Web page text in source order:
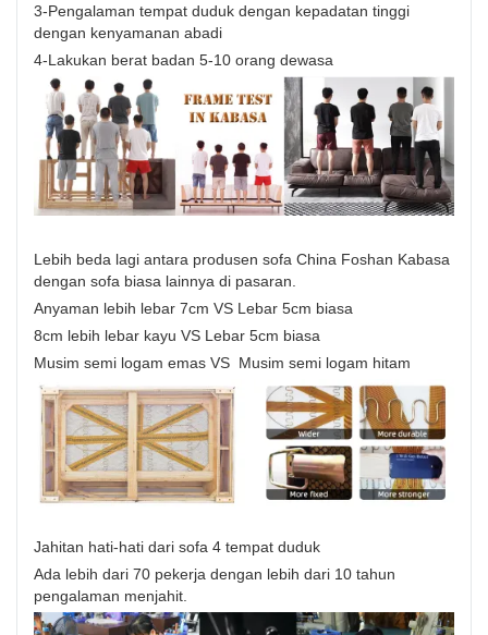
3-Pengalaman tempat duduk dengan kepadatan tinggi
dengan kenyamanan abadi
4-Lakukan berat badan 5-10 orang dewasa
Lebih beda lagi antara produsen sofa China Foshan Kabasa
dengan sofa biasa lainnya di pasaran.
Anyaman lebih lebar 7cm VS Lebar 5cm biasa
8cm lebih lebar kayu VS Lebar 5cm biasa
Musim semi logam emas VS Musim semi logam hitam
Jahitan hati-hati dari sofa 4 tempat duduk
Ada lebih dari 70 pekerja dengan lebih dari 10 tahun
pengalaman menjahit.